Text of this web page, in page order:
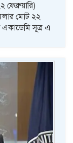
ফেব্রুয়ারি)
মোট ২২
সূত্র এ